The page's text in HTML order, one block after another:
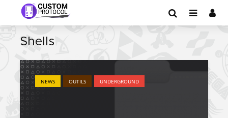
Shells
NEWS OUTILS UNDERGROUND